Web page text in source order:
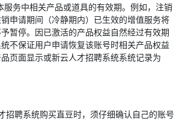
服务中相关产品或道具的有效期。例如，注销
申请期间（冷静期内）已生效的增值服务将
暂停。因已激活的产品权益自然经过有效期
不保证用户申请恢复该账号时相关产品权益
页面显示或新云人才招聘系统系统记录为
招聘系统购买直豆时，须仔细确认自己的账号